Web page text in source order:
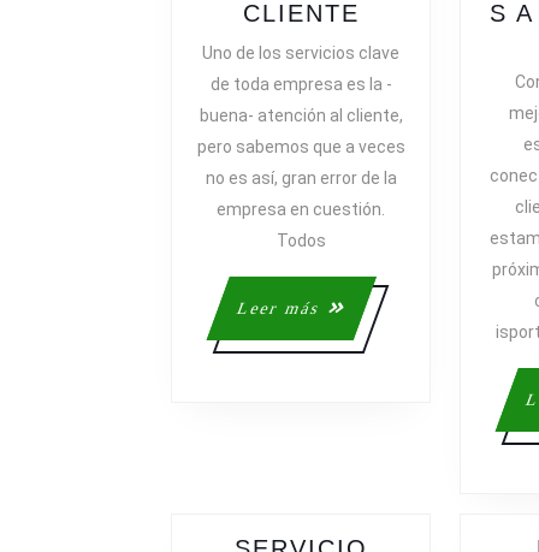
CLIENTE MANERAS
DE
NO
ATENDER
A
UN
CLIENTE
Uno de los servicios clave
de toda empresa es la -
buena- atención al cliente,
pero sabemos que a veces
no es así, gran error de la
empresa en cuestión.
Todos
Leer más
Leer
más
S